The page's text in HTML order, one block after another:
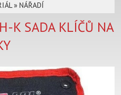
»NÁŘADÍ
K SADA KLÍČŮ NA